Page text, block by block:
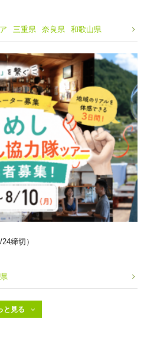
三重県 奈良県 和歌山県
締切）